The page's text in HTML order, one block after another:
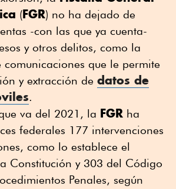
(FGR) no ha dejado de
-con las que ya cuenta-
y otros delitos, como la
comunicaciones que le permite
y extracción de datos de
.
va del 2021, la FGR ha
federales 177 intervenciones
como lo establece el
Constitución y 303 del Código
Penales, según